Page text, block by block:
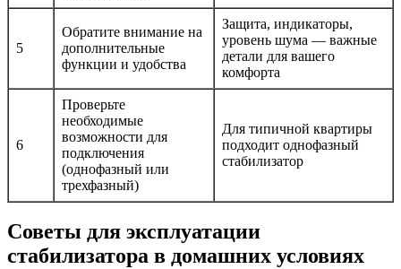
5
Обратите внимание на
дополнительные
функции и удобства
Защита, индикаторы,
уровень шума — важные
детали для вашего
комфорта
6
Проверьте
необходимые
возможности для
подключения
(однофазный или
трехфазный)
Для типичной квартиры
подходит однофазный
стабилизатор
Советы для эксплуатации
стабилизатора в домашних условиях